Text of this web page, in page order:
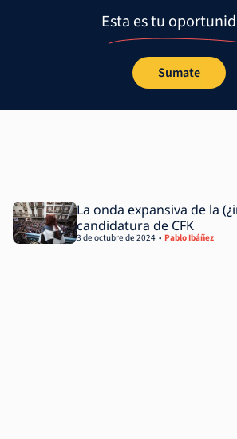
Esta es tu
Sumate
La onda expansiva de la
candidatura de CFK
Pablo Ibáñez
3 de octubre de 2024